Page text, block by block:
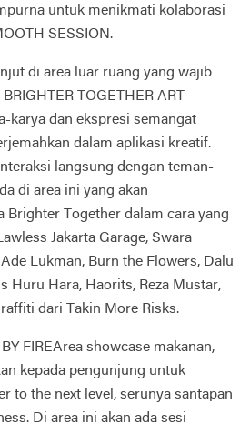
untuk menikmati kolaborasi
SESSION.
di area luar ruang yang wajib
TOGETHER ART
karya dan ekspresi semangat
dalam aplikasi kreatif.
langsung dengan teman-
di area ini yang akan
Brighter Together dalam cara yang
Jakarta Garage, Swara
Lukman, Burn the Flowers, Dalu
Huru Hara, Haorits, Reza Mustar,
dari Takin More Risks.
FIREArea showcase makanan,
kepada pengunjung untuk
to the next level, serunya santapan
Di area ini akan ada sesi